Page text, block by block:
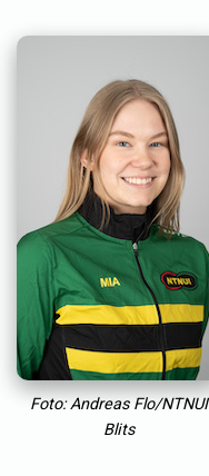
Foto: Andreas Flo/NTNUI
Blits